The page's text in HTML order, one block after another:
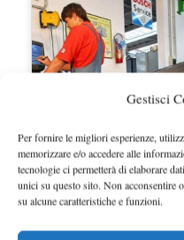
Gestisci
Per fornire le migliori esperienze,
memorizzare e/o accedere alle
tecnologie ci permetterà di elaborare
unici su questo sito. Non acconsentire
su alcune caratteristiche e funzioni.
Controlli gratuiti
frenante